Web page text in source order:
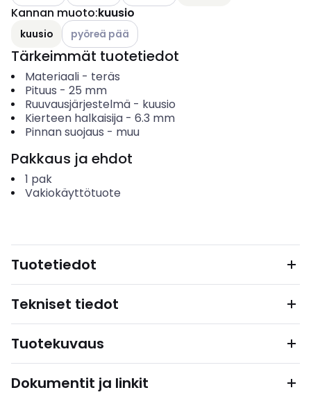
Kannan muoto:kuusio
kuusio Katso käytettävissä olevat vaihtoehdot
pyöreä pää
Tärkeimmät tuotetiedot
Materiaali- teräs
Pituus - 25 mm
Ruuvausjärjestelmä- kuusio
Kierteen halkaisija- 6.3 mm
Pinnan suojaus - muu
Pakkaus ja ehdot
1 pak
Vakiokäyttötuote
Tuotetiedot
Tekniset tiedot
Tuotekuvaus
Dokumentit ja linkit